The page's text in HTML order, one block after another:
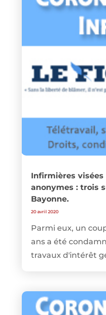
Infirmières
anonymes : trois
Bayonne.
20 avril 2020
Parmi eux, un
ans a été
travaux d'intérêt